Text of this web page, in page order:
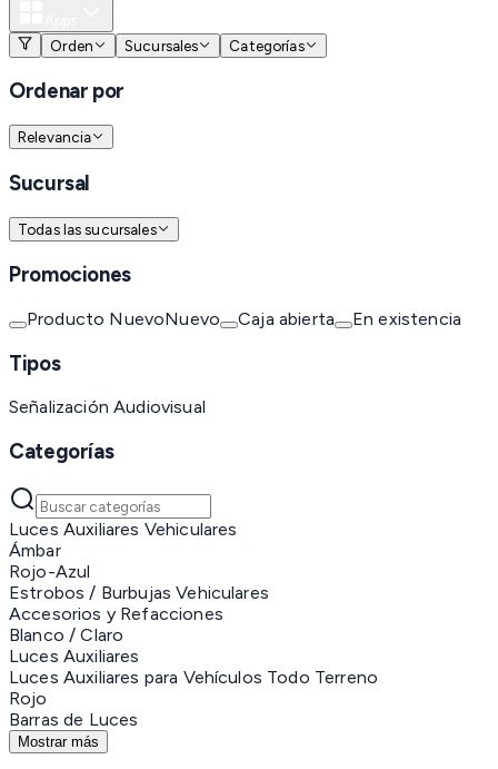
Orden
Sucursales Categorías
Ordenar por
Relevancia
Sucursal
Todas las sucursales
Promociones
Producto NuevoNuevo Caja abierta En existencia
Tipos
Señalización Audiovisual
Categorías
Luces Auxiliares Vehiculares
Ámbar
Rojo-Azul
Estrobos / Burbujas Vehiculares
Accesorios y Refacciones
Blanco / Claro
Luces Auxiliares
Luces Auxiliares para Vehículos Todo Terreno
Rojo
Barras de Luces
Mostrar más